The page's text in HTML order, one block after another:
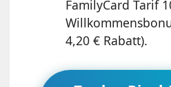
FamilyCard Tarif
4,20 € Rabatt).